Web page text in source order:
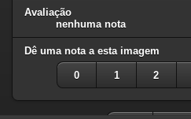
Avaliação
nenhuma nota
Dê uma nota a esta imagem
0 1 2